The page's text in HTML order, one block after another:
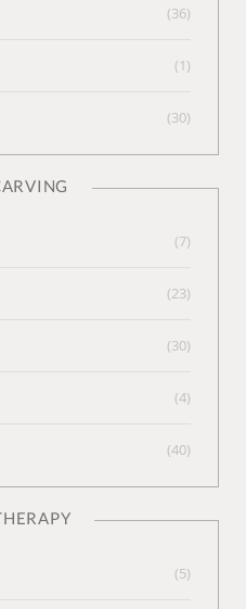
(36)
(1)
(30)
(7)
(23)
(30)
(4)
(40)
(5)